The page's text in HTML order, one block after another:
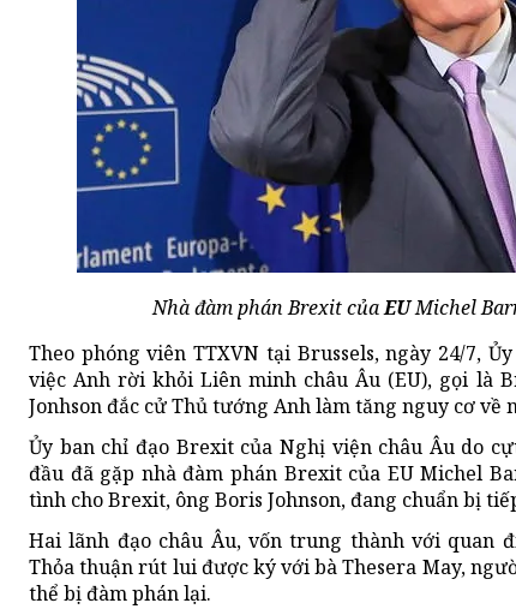
Nhà đàm phán Brexit củaEUMichel
Theo phóng viên TTXVN tại Brussels, ngày 24/7,
việc Anh rời khỏi Liên minh châu Âu (EU), gọi là
Jonhson đắc cử Thủ tướng Anh làm tăng nguy cơ
Ủy ban chỉ đạo Brexit của Nghị viện châu Âu do
đầu đã gặp nhà đàm phán Brexit của EU Michel
tình cho Brexit, ông Boris Johnson, đang chuẩn bị
Hai lãnh đạo châu Âu, vốn trung thành với quan
Thỏa thuận rút lui được ký với bà Thesera May,
thể bị đàm phán lại.